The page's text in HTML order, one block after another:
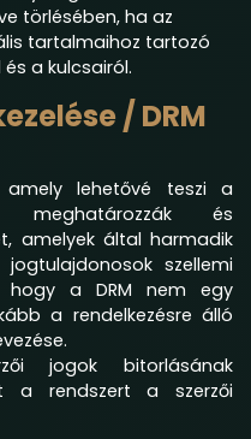
törlésében, ha az
tartalmaihoz tartozó
a kulcsairól.
/ DRM
lehetővé teszi a
meghatározzák és
amelyek által harmadik
szellemi
hogy a DRM nem egy
a rendelkezésre álló
jogok bitorlásának
a rendszert a szerzői